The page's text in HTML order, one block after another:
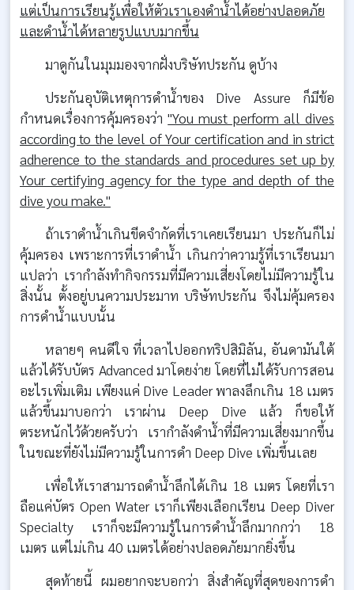
แต่เป็นการเรียนรู้เพื่อให้ตัวเราเองดำน้ำได้อย่างปลอดภัย
และดำน้ำได้หลายรูปแบบมากขึ้น
มาดูกันในมุมมองจากฝั่งบริษัทประกัน ดูบ้าง
ประกันอุบัติเหตุการดำน้ำของ Dive Assure ก็มีข้อ
กำหนดเรื่องการคุ้มครองว่า"You must perform all dives
according to the level of Your certification and in strict
adherence to the standards and procedures set up by
Your certifying agency for the type and depth of the
dive you make."
ถ้าเราดำน้ำเกินขีดจำกัดที่เราเคยเรียนมา ประกันก็ไม่
คุ้มครอง เพราะการที่เราดำน้ำ เกินกว่าความรู้ที่เราเรียนมา
แปลว่า เรากำลังทำกิจกรรมที่มีความเสี่ยงโดยไม่มีความรู้ใน
สิ่งนั้น ตั้งอยู่บนความประมาท บริษัทประกัน จึงไม่คุ้มครอง
การดำน้ำแบบนั้น
หลายๆ คนดีใจ ที่เวลาไปออกทริปสิมิลัน, อันดามันใต้
แล้วได้รับบัตร Advanced มาโดยง่าย โดยที่ไม่ได้รับการสอน
อะไรเพิ่มเติม เพียงแค่ Dive Leader พาลงลึกเกิน 18 เมตร
แล้วขึ้นมาบอกว่า เราผ่าน Deep Dive แล้ว ก็ขอให้
ตระหนักไว้ด้วยครับว่า เรากำลังดำน้ำที่มีความเสี่ยงมากขึ้น
ในขณะที่ยังไม่มีความรู้ในการดำ Deep Dive เพิ่มขึ้นเลย
เพื่อให้เราสามารถดำน้ำลึกได้เกิน 18 เมตร โดยที่เรา
ถือแค่บัตร Open Water เราก็เพียงเลือกเรียน Deep Diver
Specialty เราก็จะมีความรู้ในการดำน้ำลึกมากกว่า 18
เมตร แต่ไม่เกิน 40 เมตรได้อย่างปลอดภัยมากยิ่งขึ้น
สุดท้ายนี้ ผมอยากจะบอกว่า สิ่งสำคัญที่สุดของการดำ